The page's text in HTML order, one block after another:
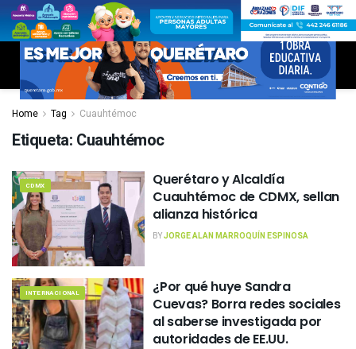
Home Tag Cuauhtémoc
Etiqueta: Cuauhtémoc
CDMX
Querétaro y Alcaldía
Cuauhtémoc de CDMX, sellan
alianza histórica
BYJORGE ALAN MARROQUÍN ESPINOSA
INTERNACIONAL
¿Por qué huye Sandra
Cuevas? Borra redes sociales
al saberse investigada por
autoridades de EE.UU.